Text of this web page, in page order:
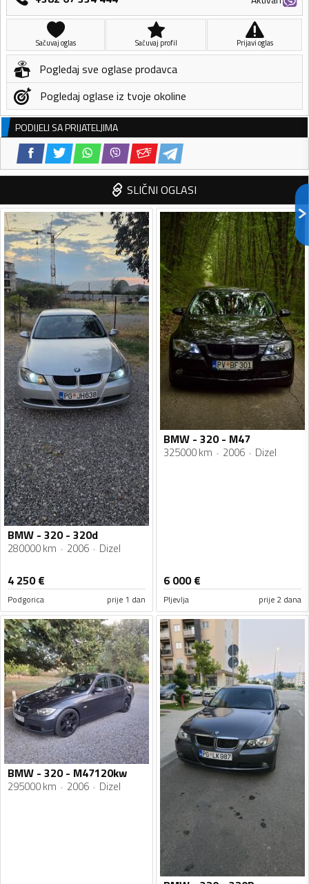
Sačuvaj oglas Sačuvaj profil Prijavi oglas
Pogledaj sve oglase prodavca
Pogledaj oglase iz tvoje okoline
PODIJELI SA PRIJATELJIMA
SLIČNI OGLASI
BMW - 320 - 320d
280000 km 2006 Dizel
4 250€
Podgorica prije 1 dan
BMW - 320 - M47
325000 km 2006 Dizel
6 000€
Pljevlja prije 2 dana
BMW - 320 - M47120kw
295000 km 2006 Dizel